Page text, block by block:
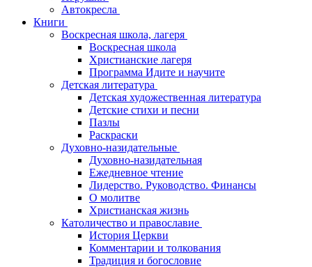
Автокресла
Книги
Воскресная школа, лагеря
Воскресная школа
Христианские лагеря
Программа Идите и научите
Детская литература
Детская художественная литература
Детские стихи и песни
Пазлы
Раскраски
Духовно-назидательные
Духовно-назидательная
Ежедневное чтение
Лидерство. Руководство. Финансы
О молитве
Христианская жизнь
Католичество и православие
История Церкви
Комментарии и толкования
Традиция и богословие